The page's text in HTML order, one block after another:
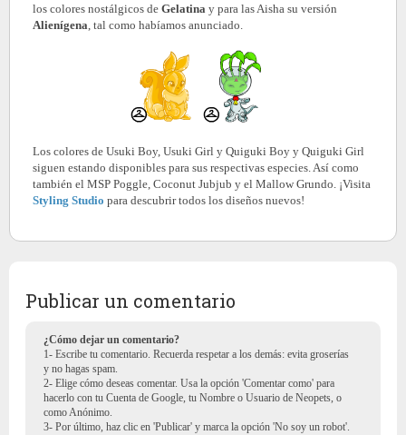
los colores nostálgicos de Gelatina y para las Aisha su versión
Alienígena , tal como habíamos anunciado.
Los colores de Usuki Boy, Usuki Girl y Quiguki Boy y Quiguki Girl
siguen estando disponibles para sus respectivas especies. Así como
también el MSP Poggle, Coconut Jubjub y el Mallow Grundo. ¡Visita
Styling Studio para descubrir todos los diseños nuevos!
Publicar un comentario
¿Cómo dejar un comentario?
1- Escribe tu comentario. Recuerda respetar a los demás: evita groserías
y no hagas spam.
2- Elige cómo deseas comentar. Usa la opción 'Comentar como' para
hacerlo con tu Cuenta de Google, tu Nombre o Usuario de Neopets, o
como Anónimo.
3- Por último, haz clic en 'Publicar' y marca la opción 'No soy un robot'.